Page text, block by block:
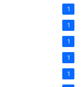
1
1
1
1
1